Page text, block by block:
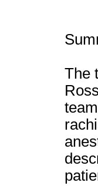
The